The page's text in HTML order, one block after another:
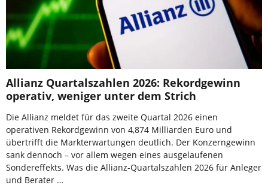
Allianz Quartalszahlen 2026: Rekordgewinn
operativ, weniger unter dem Strich
Die Allianz meldet für das zweite Quartal 2026 einen
operativen Rekordgewinn von 4,874 Milliarden Euro und
übertrifft die Markterwartungen deutlich. Der Konzerngewinn
sank dennoch – vor allem wegen eines ausgelaufenen
Sondereffekts. Was die Allianz-Quartalszahlen 2026 für Anleger
und Berater …